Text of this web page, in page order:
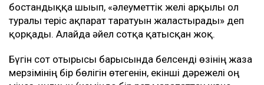
бостандыққа шығып, «әлеуметтік желі арқылы ол
туралы теріс ақпарат таратуын жалғастырады» деп
қорқады. Алайда әйел сотқа қатысқан жоқ.
Бүгін сот отырысы барысында белсенді өзінің жаза
мерзімінің бір бөлігін өтегенін, екінші дәрежелі оң